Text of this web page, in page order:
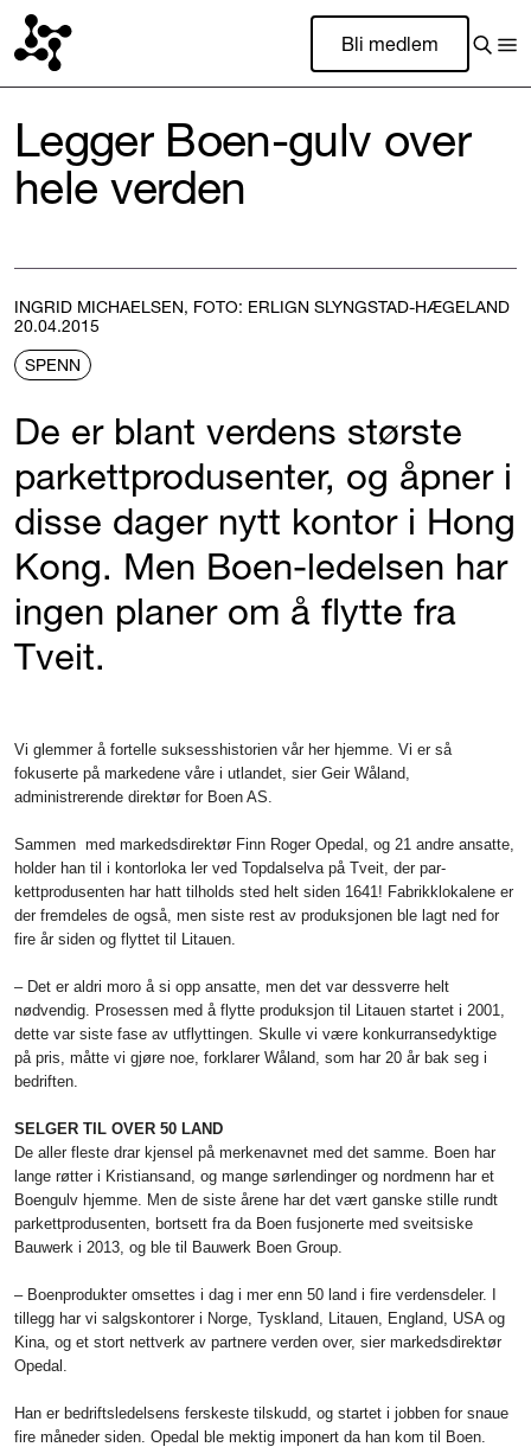
Bli medlem
Legger Boen-gulv over
hele verden
INGRID MICHAELSEN, FOTO: ERLIGN SLYNGSTAD-HÆGELAND
20.04.2015
SPENN
De er blant verdens største
parkettprodusenter, og åpner i
disse dager nytt kontor i Hong
Kong. Men Boen-ledelsen har
ingen planer om å flytte fra
Tveit.
Vi glemmer å fortelle suksesshistorien vår her hjemme. Vi er så
fokuserte på markedene våre i utlandet, sier Geir Wåland,
administrerende direktør for Boen AS.
Sammen med markedsdirektør Finn ­Roger Opedal, og 21 andre ansatte,
holder han til i kontorloka­ ler ved Topdalselva på Tveit, der par­
kettprodusenten har hatt tilholds­ sted helt siden 1641! Fabrikklokalene er
der fremdeles de også, men siste rest av produksjonen ble lagt ned for
fire år siden og flyttet til Litauen.
– Det er aldri moro å si opp ansatte, men det var dessverre helt
nødvendig. Prosessen med å flytte produksjon til Litauen startet i 2001,
dette var siste fase av utflyttingen. Skulle vi være konkurransedyktige
på pris, måtte vi gjøre noe, forklarer Wåland, som har 20 år bak seg i
bedriften.
SELGER TIL OVER 50 LAND
De aller fleste drar kjensel på merkenavnet med det samme. Boen har
lange røt­ter i Kristiansand, og mange sørlen­dinger og nordmenn har et
Boen­gulv hjemme. Men de siste årene har det vært ganske stille rundt
parkett­produsenten, bortsett fra da Boen fusjonerte med sveitsiske
Bauwerk i 2013, og ble til Bauwerk Boen Group.
– Boen­produkter omsettes i dag i mer enn 50 land i fire verdensde­ler. I
tillegg har vi salgskontorer i Norge, Tyskland, Litauen, England, USA og
Kina, og et stort nettverk av partnere verden over, sier markedsdirektør
Opedal.
Han er bedriftsledelsens ferskeste tilskudd, og startet i jobben for snaue
fire måneder siden. Opedal ble mektig imponert da han kom til Boen.